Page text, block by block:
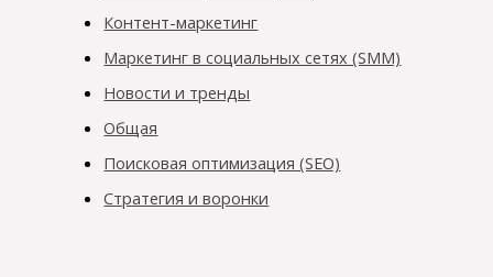
Контент-маркетинг
Маркетинг в социальных сетях (SMM)
Новости и тренды
Общая
Поисковая оптимизация (SEO)
Стратегия и воронки